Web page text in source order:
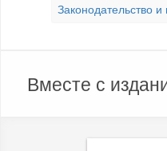
Законодательство и
Вместе с